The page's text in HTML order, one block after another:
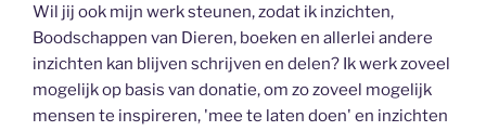
Wil jij ook mijn werk steunen, zodat ik inzichten,
Boodschappen van Dieren, boeken en allerlei andere
inzichten kan blijven schrijven en delen? Ik werk zoveel
mogelijk op basis van donatie, om zo zoveel mogelijk
mensen te inspireren, 'mee te laten doen' en inzichten